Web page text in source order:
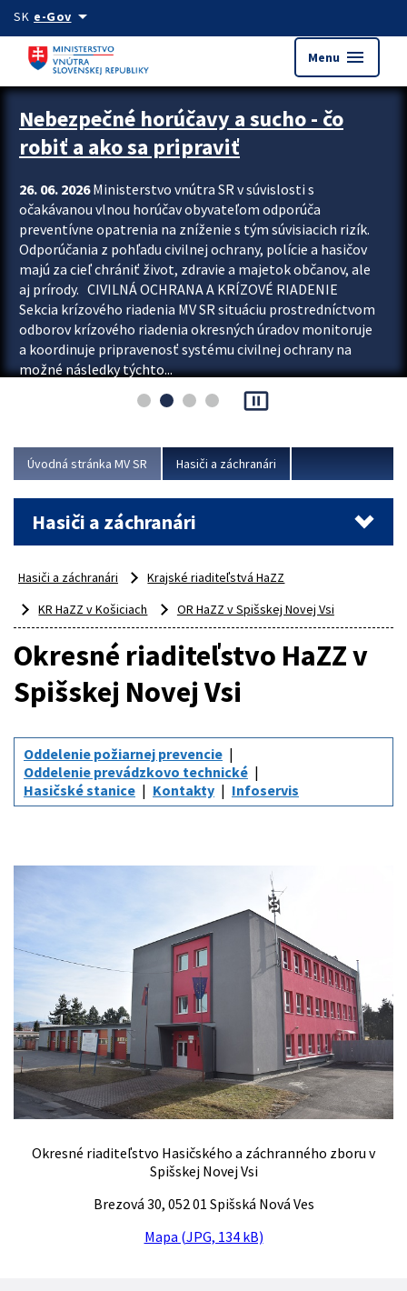
Preskocit na hlavný obsah
SK e-Govarrow_drop_down
Menu menu
Zastavit automatický posun upútavok
Nebezpečné horúčavy a sucho - čo
robiť a ako sa pripraviť
26. 06. 2026Ministerstvo vnútra SR v súvislosti s
očakávanou vlnou horúčav obyvateľom odporúča
preventívne opatrenia na zníženie s tým súvisiacich rizík.
Odporúčania z pohľadu civilnej ochrany, polície a hasičov
majú za cieľ chrániť život, zdravie a majetok občanov, ale
aj prírody. CIVILNÁ OCHRANA A KRÍZOVÉ RIADENIE
Sekcia krízového riadenia MV SR situáciu prostredníctvom
odborov krízového riadenia okresných úradov monitoruje
a koordinuje pripravenosť systému civilnej ochrany na
možné následky týchto...
pause_presentation
Úvodná stránka MV SR Hasiči a záchranári
Hasiči a záchranári
Hasiči a záchranári
Krajské riaditeľstvá HaZZ
KR HaZZ v Košiciach
OR HaZZ v Spišskej Novej Vsi
Okresné riaditeľstvo HaZZ v
Spišskej Novej Vsi
Oddelenie požiarnej prevencie
Oddelenie prevádzkovo technické
Hasičské stanice
Kontakty Infoservis
Okresné riaditeľstvo Hasičského a záchranného zboru v
Spišskej Novej Vsi
Brezová 30, 052 01 Spišská Nová Ves
Mapa (JPG, 134 kB)